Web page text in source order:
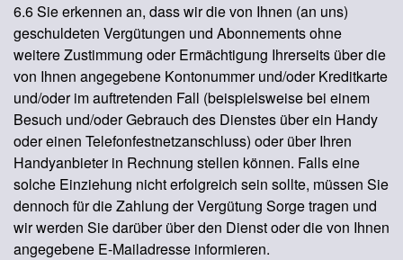
6.6 Sie erkennen an, dass wir die von Ihnen (an uns)
geschuldeten Vergütungen und Abonnements ohne
weitere Zustimmung oder Ermächtigung Ihrerseits über die
von Ihnen angegebene Kontonummer und/oder Kreditkarte
und/oder im auftretenden Fall (beispielsweise bei einem
Besuch und/oder Gebrauch des Dienstes über ein Handy
oder einen Telefonfestnetzanschluss) oder über Ihren
Handyanbieter in Rechnung stellen können. Falls eine
solche Einziehung nicht erfolgreich sein sollte, müssen Sie
dennoch für die Zahlung der Vergütung Sorge tragen und
wir werden Sie darüber über den Dienst oder die von Ihnen
angegebene E-Mailadresse informieren.